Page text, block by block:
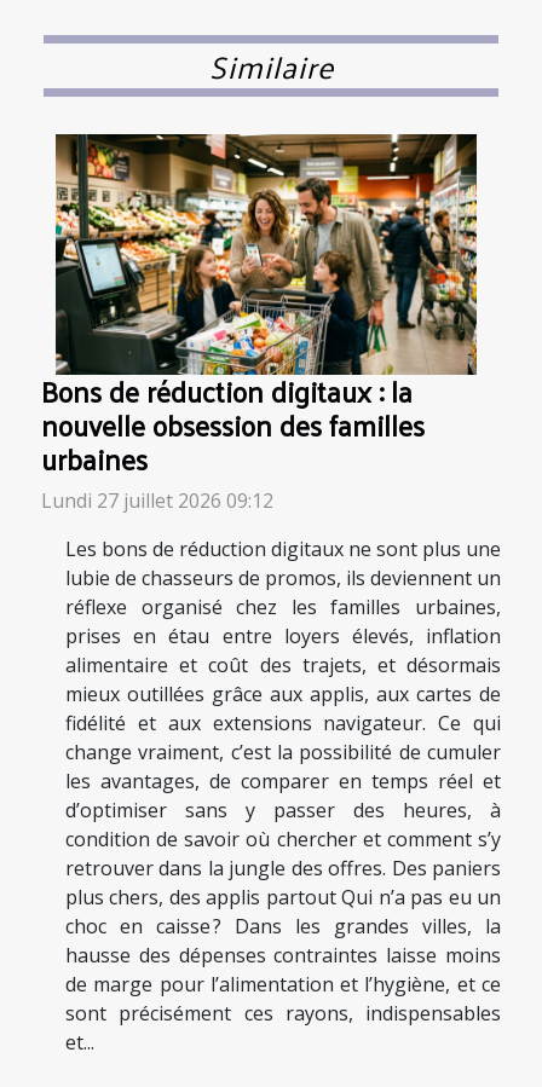
Similaire
Bons de réduction digitaux : la
nouvelle obsession des familles
urbaines
Lundi 27 juillet 2026 09:12
Les bons de réduction digitaux ne sont plus une
lubie de chasseurs de promos, ils deviennent un
réflexe organisé chez les familles urbaines,
prises en étau entre loyers élevés, inflation
alimentaire et coût des trajets, et désormais
mieux outillées grâce aux applis, aux cartes de
fidélité et aux extensions navigateur. Ce qui
change vraiment, c’est la possibilité de cumuler
les avantages, de comparer en temps réel et
d’optimiser sans y passer des heures, à
condition de savoir où chercher et comment s’y
retrouver dans la jungle des offres. Des paniers
plus chers, des applis partout Qui n’a pas eu un
choc en caisse ? Dans les grandes villes, la
hausse des dépenses contraintes laisse moins
de marge pour l’alimentation et l’hygiène, et ce
sont précisément ces rayons, indispensables
et...